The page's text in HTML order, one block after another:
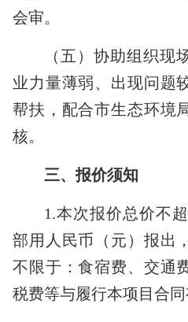
会审。
（五）协助组织现
业力量薄弱、出现问题
帮扶，配合市生态环境
核。
三、报价须知
1.本次报价总价不
部用人民币（元）报出
不限于：食宿费、交通
税费等与履行本项目合同